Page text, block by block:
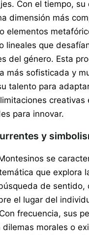
Con el tiempo, su
dimensión más
elementos
lineales que
del género. Esta
más sofisticada y
talento para
creativas
para innovar.
y
se
que explora
de sentido,
el lugar del
frecuencia, sus
dilemas morales o